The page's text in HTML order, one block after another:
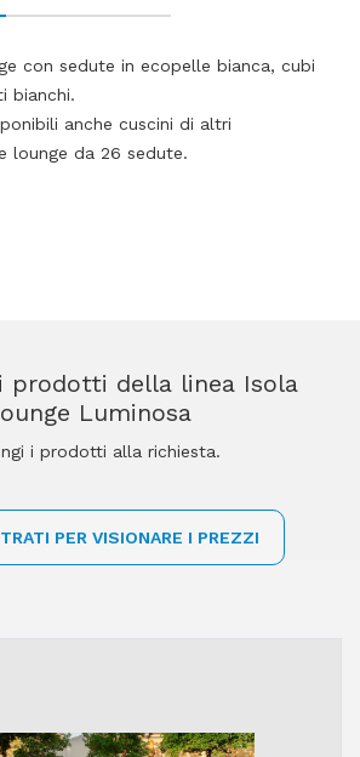
con sedute in ecopelle bianca, cubi
bianchi.
anche cuscini di altri
lounge da 26 sedute.
prodotti della linea Isola
Luminosa
i prodotti alla richiesta.
PER VISIONARE I PREZZI